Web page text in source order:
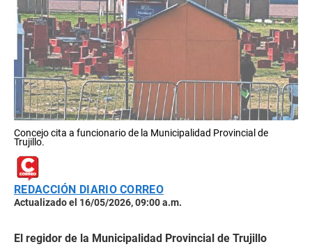
Concejo cita a funcionario de la Municipalidad Provincial de
Trujillo.
REDACCIÓN DIARIO CORREO
Actualizado el 16/05/2026, 09:00 a.m.
El regidor de la Municipalidad Provincial de Trujillo